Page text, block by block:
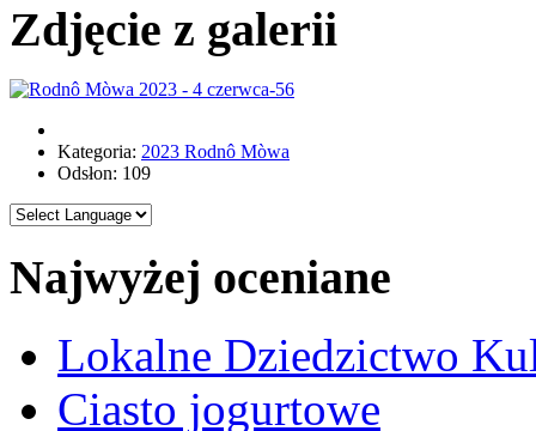
Zdjęcie z galerii
Kategoria: 2023 Rodnô Mòwa
Odsłon: 109
Najwyżej oceniane
Lokalne Dziedzictwo
Ciasto jogurtowe